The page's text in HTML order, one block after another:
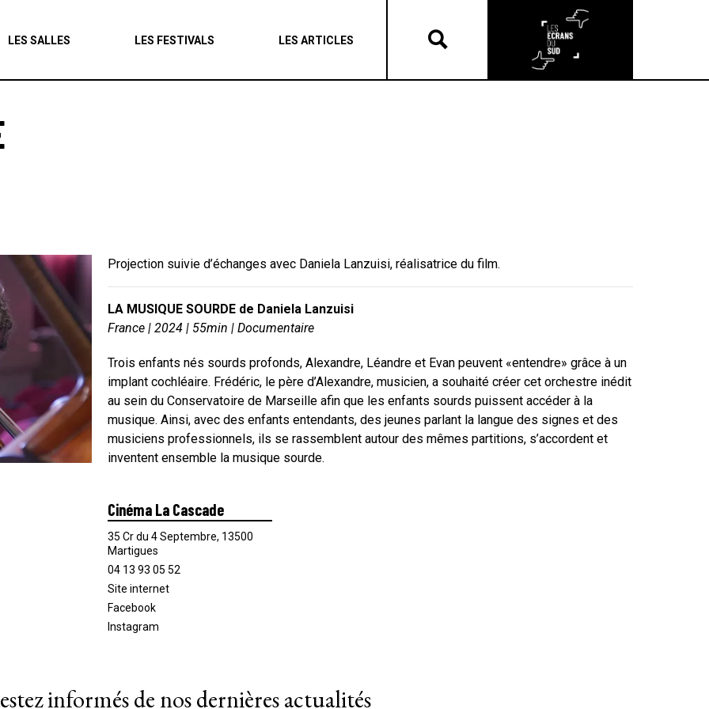
LES SALLES LES FESTIVALS LES ARTICLES
Projection suivie d’échanges avec Daniela Lanzuisi, réalisatrice du film.
LA MUSIQUE SOURDE de Daniela Lanzuisi
France | 2024 | 55min | Documentaire
Trois enfants nés sourds profonds, Alexandre, Léandre et Evan peuvent «entendre» grâce à un
implant cochléaire. Frédéric, le père d’Alexandre, musicien, a souhaité créer cet orchestre inédit
au sein du Conservatoire de Marseille afin que les enfants sourds puissent accéder à la
musique. Ainsi, avec des enfants entendants, des jeunes parlant la langue des signes et des
musiciens professionnels, ils se rassemblent autour des mêmes partitions, s’accordent et
inventent ensemble la musique sourde.
Cinéma La Cascade
35 Cr du 4 Septembre, 13500
Martigues
04 13 93 05 52
Site internet
Facebook
Instagram
informés de nos dernières actualités